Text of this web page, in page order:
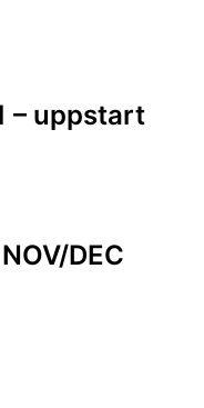
– uppstart
DEC